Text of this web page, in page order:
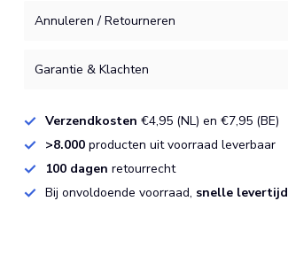
Annuleren / Retourneren
Garantie & Klachten
Verzendkosten €4,95 (NL) en €7,95 (BE)
>8.000 producten uit voorraad leverbaar
100 dagen retourrecht
Bij onvoldoende voorraad, snelle levertijd